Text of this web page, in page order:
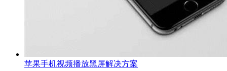
苹果手机视频播放黑屏解决方案